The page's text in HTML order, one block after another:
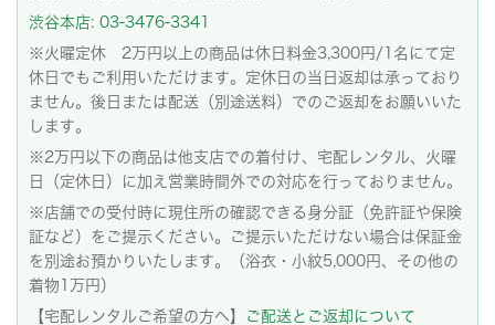
渋谷本店: 03-3476-3341
※火曜定休 2万円以上の商品は休日料金3,300円/1名にて定
休日でもご利用いただけます。定休日の当日返却は承っており
ません。後日または配送（別途送料）でのご返却をお願いいた
します。
※2万円以下の商品は他支店での着付け、宅配レンタル、火曜
日（定休日）に加え営業時間外での対応を行っておりません。
※店舗での受付時に現住所の確認できる身分証（免許証や保険
証など）をご提示ください。ご提示いただけない場合は保証金
を別途お預かりいたします。（浴衣・小紋5,000円、その他の
着物1万円）
【宅配レンタルご希望の方へ】
ご配送とご返却について